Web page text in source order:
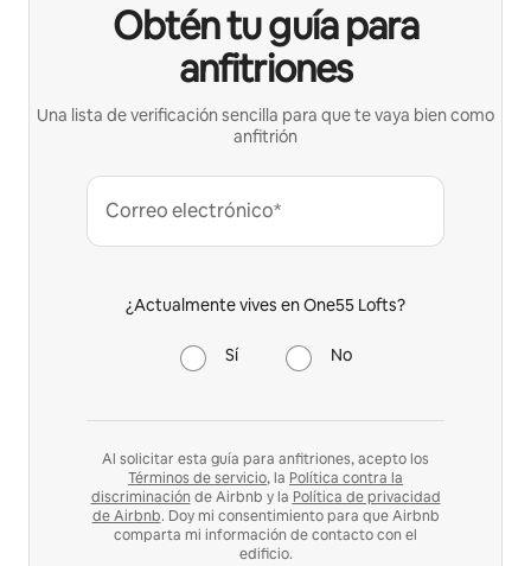
Obtén tu guía para
anfitriones
Una lista de verificación sencilla para que te vaya bien como
anfitrión
Correo electrónico*
¿Actualmente vives en One55 Lofts?
Sí No
Al solicitar esta guía para anfitriones, acepto los
Términos de servicio, la Política contra la
discriminación de Airbnb y la Política de privacidad
de Airbnb. Doy mi consentimiento para que Airbnb
comparta mi información de contacto con el
edificio.